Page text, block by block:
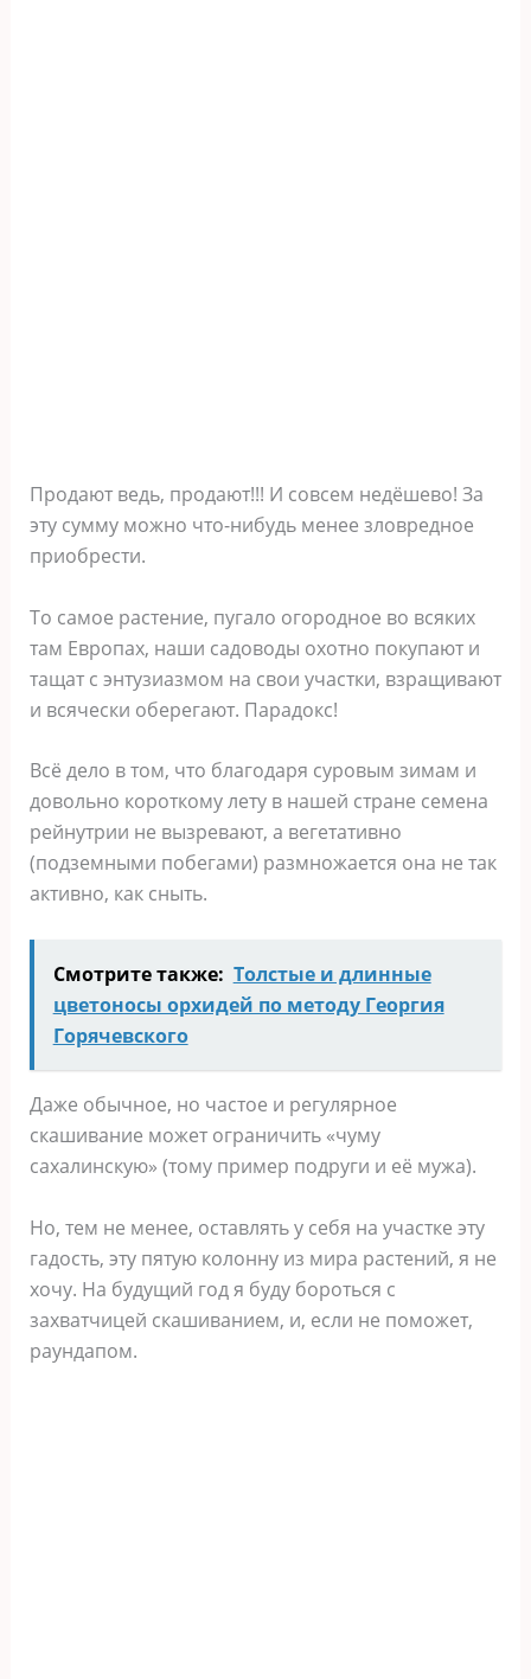
Продают ведь, продают!!! И совсем недёшево! За
эту сумму можно что-нибудь менее зловредное
приобрести.
То самое растение, пугало огородное во всяких
там Европах, наши садоводы охотно покупают и
тащат с энтузиазмом на свои участки, взращивают
и всячески оберегают. Парадокс!
Всё дело в том, что благодаря суровым зимам и
довольно короткому лету в нашей стране семена
рейнутрии не вызревают, а вегетативно
(подземными побегами) размножается она не так
активно, как сныть.
Смотрите также: Толстые и длинные
цветоносы орхидей по методу Георгия
Горячевского
Даже обычное, но частое и регулярное
скашивание может ограничить «чуму
сахалинскую» (тому пример подруги и её мужа).
Но, тем не менее, оставлять у себя на участке эту
гадость, эту пятую колонну из мира растений, я не
хочу. На будущий год я буду бороться с
захватчицей скашиванием, и, если не поможет,
раундапом.